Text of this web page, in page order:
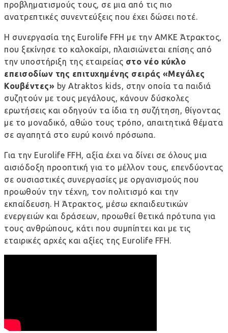
προβληματισμούς τους, σε μια από τις πιο
ανατρεπτικές συνεντεύξεις που έχει δώσει ποτέ.
Η συνεργασία της Eurolife FFH με την ΑΜΚΕ Άτρακτος,
που ξεκίνησε το καλοκαίρι, πλαισιώνεται επίσης από
την υποστήριξη της εταιρείας στο νέο κύκλο
επεισοδίων της επιτυχημένης σειράς «Μεγάλες
Κουβέντες» by Atraktos kids, στην οποία τα παιδιά
συζητούν με τους μεγάλους, κάνουν δύσκολες
ερωτήσεις και οδηγούν τα ίδια τη συζήτηση, θίγοντας
με το μοναδικό, αθώο τους τρόπο, απαιτητικά θέματα
σε αγαπητά στο ευρύ κοινό πρόσωπα.
Για την Eurolife FFH, αξία έχει να δίνει σε όλους μια
αισιόδοξη προοπτική για το μέλλον τους, επενδύοντας
σε ουσιαστικές συνεργασίες με οργανισμούς που
προωθούν την τέχνη, τον πολιτισμό και την
εκπαίδευση. Η Άτρακτος, μέσω εκπαιδευτικών
ενεργειών και δράσεων, προωθεί θετικά πρότυπα για
τους ανθρώπους, κάτι που συμπίπτει και με τις
εταιρικές αρχές και αξίες της Eurolife FFH.